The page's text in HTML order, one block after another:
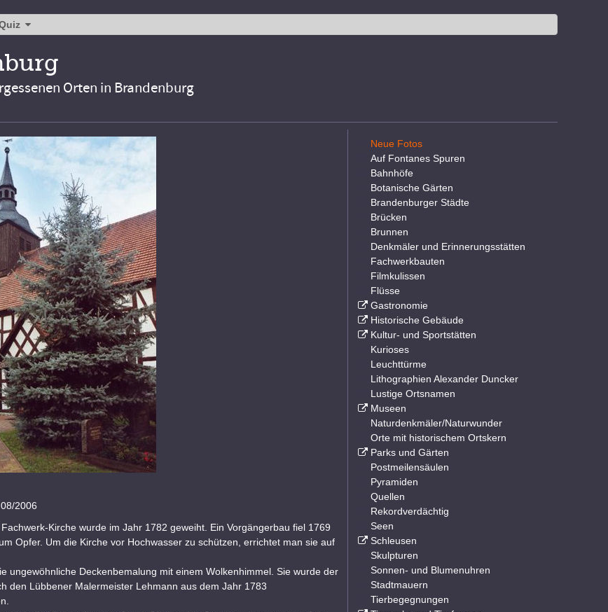
Orten in Brandenburg
2006
Kirche wurde im Jahr 1782 geweiht. Ein Vorgängerbau fiel 1769
Opfer. Um die Kirche vor Hochwasser zu schützen, errichtet man sie auf
ungewöhnliche Deckenbemalung mit einem Wolkenhimmel. Sie wurde der
den Lübbener Malermeister Lehmann aus dem Jahr 1783
Neue Fotos
Auf Fontanes Spuren
Bahnhöfe
Botanische Gärten
Brandenburger Städte
Brücken
Brunnen
Denkmäler und Erinnerungsstätten
Fachwerkbauten
Filmkulissen
Flüsse
Gastronomie
Historische Gebäude
Kultur- und Sportstätten
Kurioses
Leuchttürme
Lithographien Alexander Duncker
Lustige Ortsnamen
Museen
Naturdenkmäler/Naturwunder
Orte mit historischem Ortskern
Parks und Gärten
Postmeilensäulen
Pyramiden
Quellen
Rekordverdächtig
Seen
Schleusen
Skulpturen
Sonnen- und Blumenuhren
Stadtmauern
Tierbegegnungen